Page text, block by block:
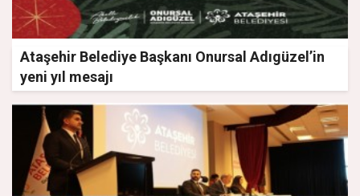
Ataşehir Belediye Başkanı Onursal Adıgüzel’in
yeni yıl mesajı